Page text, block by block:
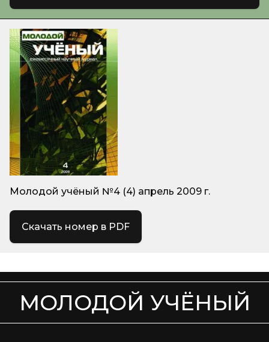
Молодой учёный №4 (4) апрель 2009 г.
Скачать номер в PDF
МОЛОДОЙ УЧЁНЫЙ